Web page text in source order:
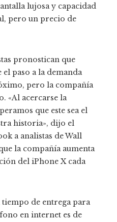
lujosa y capacidad
pero un precio de
pronostican que
paso a la demanda
pero la compañía
«Al acercarse la
que este sea el
historia», dijo el
a analistas de Wall
la compañía aumenta
del iPhone X cada
de entrega para
en internet es de